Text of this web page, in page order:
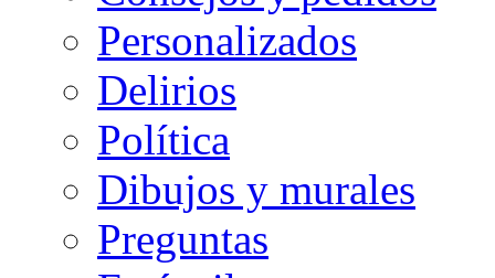
Personalizados
Delirios
Política
Dibujos y murales
Preguntas